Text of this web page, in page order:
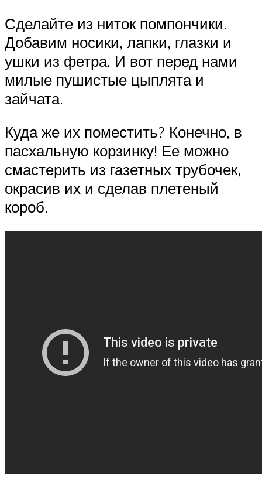
Сделайте из ниток помпончики.
Добавим носики, лапки, глазки и
ушки из фетра. И вот перед нами
милые пушистые цыплята и
зайчата.
Куда же их поместить? Конечно, в
пасхальную корзинку! Ее можно
смастерить из газетных трубочек,
окрасив их и сделав плетеный
короб.